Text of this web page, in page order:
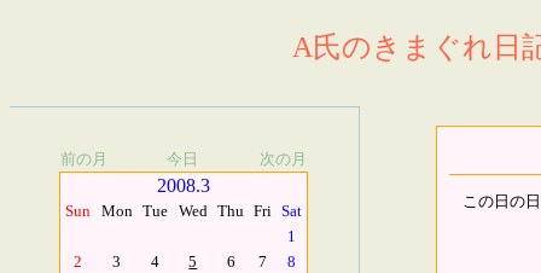
A氏のきまぐれ日
前の月 今日 次の月
2008.3
Sun Mon Tue Wed Thu Fri Sat
1
2
3 4 5 6 7
8
この日の